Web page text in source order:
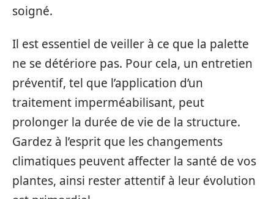
soigné.
Il est essentiel de veiller à ce que la palette
ne se détériore pas. Pour cela, un entretien
préventif, tel que l’application d’un
traitement imperméabilisant, peut
prolonger la durée de vie de la structure.
Gardez à l’esprit que les changements
climatiques peuvent affecter la santé de vos
plantes, ainsi rester attentif à leur évolution